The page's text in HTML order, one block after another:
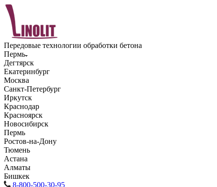
Передовые технологии обработки бетона
Пермь
Дегтярск
Екатеринбург
Москва
Санкт-Петербург
Иркутск
Краснодар
Красноярск
Новосибирск
Пермь
Ростов-на-Дону
Тюмень
Астана
Алматы
Бишкек
8-800-500-30-95